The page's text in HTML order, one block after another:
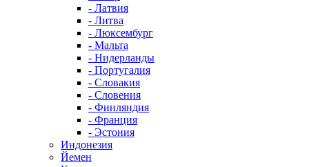
- Латвия
- Литва
- Люксембург
- Мальта
- Нидерланды
- Португалия
- Словакия
- Словения
- Финляндия
- Франция
- Эстония
Индонезия
Йемен